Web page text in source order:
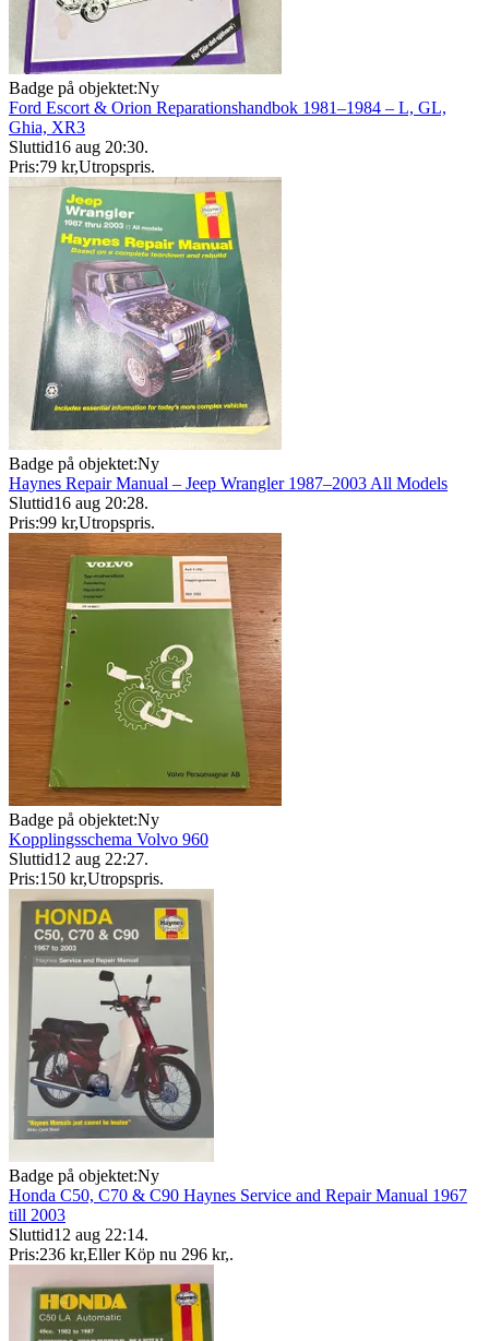
Badge på objektet:Ny
Ford Escort & Orion Reparationshandbok 1981–1984 – L, GL,
Ghia, XR3
Sluttid16 aug 20:30.
Pris:79 kr,Utropspris.
Badge på objektet:Ny
Haynes Repair Manual – Jeep Wrangler 1987–2003 All Models
Sluttid16 aug 20:28.
Pris:99 kr,Utropspris.
Badge på objektet:Ny
Kopplingsschema Volvo 960
Sluttid12 aug 22:27.
Pris:150 kr,Utropspris.
Badge på objektet:Ny
Honda C50, C70 & C90 Haynes Service and Repair Manual 1967
till 2003
Sluttid12 aug 22:14.
Pris:236 kr,Eller Köp nu 296 kr,.